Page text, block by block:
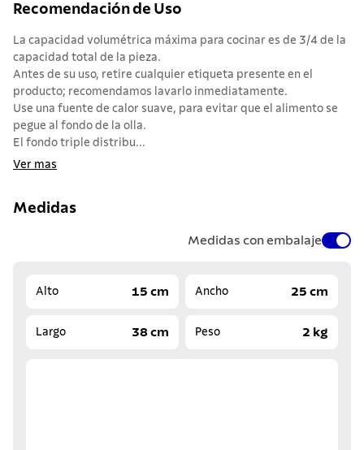
Recomendación de Uso
La capacidad volumétrica máxima para cocinar es de 3/4 de la
capacidad total de la pieza.
Antes de su uso, retire cualquier etiqueta presente en el
producto; recomendamos lavarlo inmediatamente.
Use una fuente de calor suave, para evitar que el alimento se
pegue al fondo de la olla.
El fondo triple distribu...
Ver mas
Medidas
Medidas con embalaje
Alto 15 cm Ancho 25 cm
Largo 38 cm Peso 2 kg